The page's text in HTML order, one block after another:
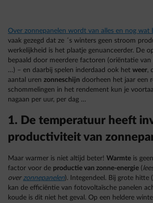
Over zonnepanelen wordt van alles en nog wat
vaak gezegd dat ze ´s winters geen stroom
werkelijkheid is het plaatje genuanceerder. De
bepaald door meerdere factoren (oriëntatie
…) – en daarbij spelen inderdaad ook het weer,
aantal uren zonneschijn doorheen het jaar een
schommelingen in het rendement kun je
nagaan per uur, per dag …
1. De temperatuur heeft
productiviteit van
Maar warmer is niet altijd beter! Warmte is
factor voor de productie van zonne-energie (
overzonnepanelen). Integendeel. Bij grote hitte
kan de efficiëntie van fotovoltaïsche panelen
koude is dit niet het geval. Op een heldere